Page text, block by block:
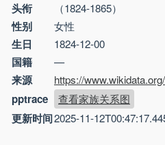
头衔 （1824-1865）
性别 女性
生日 1824-12-00
国籍 —
来源 https://
pptrace 查看家族关系图
更新时间2025-11-